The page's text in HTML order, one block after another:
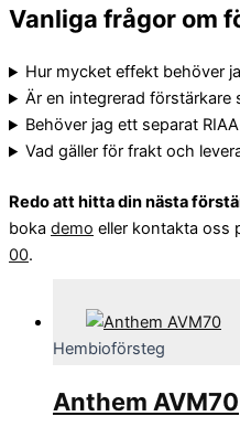
Vanliga frågor om
Hur mycket effekt behöver
Är en integrerad förstärkare
Behöver jag ett separat
Vad gäller för frakt och
Redo att hitta din nästa
boka demo eller kontakta oss
00.
Hembioförsteg
Anthem AVM70